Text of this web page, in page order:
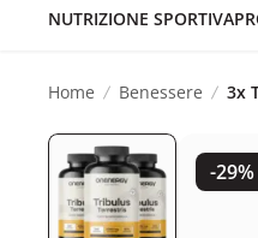
NUTRIZIONE SPORTIVA
Home Benessere 3x
-29%